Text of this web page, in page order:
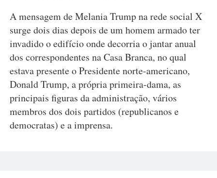
A mensagem de Melania Trump na rede social X
surge dois dias depois de um homem armado ter
invadido o edifício onde decorria o jantar anual
dos correspondentes na Casa Branca, no qual
estava presente o Presidente norte-americano,
Donald Trump, a própria primeira-dama, as
principais figuras da administração, vários
membros dos dois partidos (republicanos e
democratas) e a imprensa.